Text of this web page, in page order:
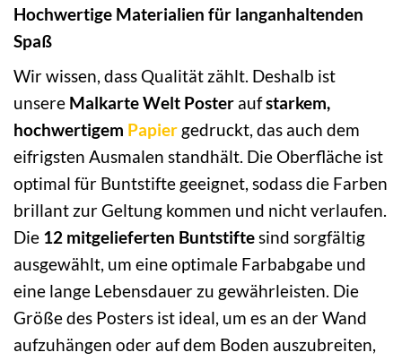
Hochwertige Materialien für langanhaltenden
Spaß
Wir wissen, dass Qualität zählt. Deshalb ist
unsere Malkarte Welt Poster aufstarkem,
hochwertigem Papier gedruckt, das auch dem
eifrigsten Ausmalen standhält. Die Oberfläche ist
optimal für Buntstifte geeignet, sodass die Farben
brillant zur Geltung kommen und nicht verlaufen.
Die 12 mitgelieferten Buntstiftesind sorgfältig
ausgewählt, um eine optimale Farbabgabe und
eine lange Lebensdauer zu gewährleisten. Die
Größe des Posters ist ideal, um es an der Wand
aufzuhängen oder auf dem Boden auszubreiten,